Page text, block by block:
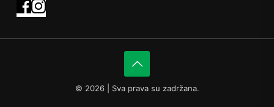
© 2026 | Sva prava su zadržana.